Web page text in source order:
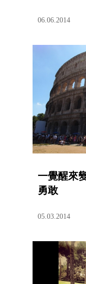
06.06.2014
一覺醒來
勇敢
05.03.2014